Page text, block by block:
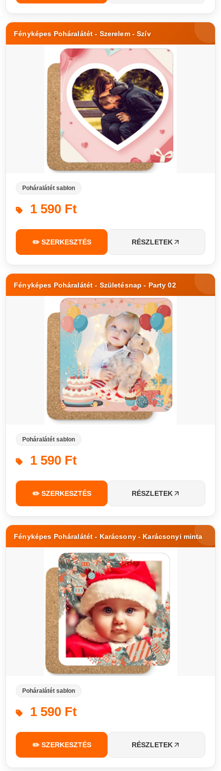
Fényképes Poháralátét - Szerelem - Szív
Poháralátét sablon
1 590 Ft
✏️ SZERKESZTÉS RÉSZLETEK
Fényképes Poháralátét - Születésnap - Party 02
Poháralátét sablon
1 590 Ft
✏️ SZERKESZTÉS RÉSZLETEK
Fényképes Poháralátét - Karácsony - Karácsonyi minta
Poháralátét sablon
1 590 Ft
✏️ SZERKESZTÉS RÉSZLETEK